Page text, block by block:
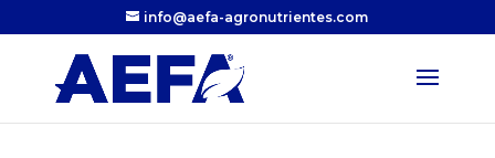
info@aefa-agronutrientes.com